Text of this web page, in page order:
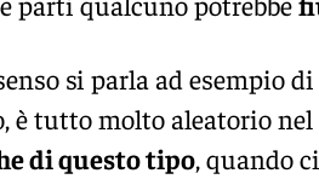
si parla ad esempio di
è tutto molto aleatorio nel
di questo tipo, quando